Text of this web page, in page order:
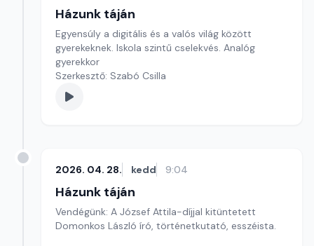
Házunk táján
Egyensúly a digitális és a valós világ között
gyerekeknek. Iskola szintű cselekvés. Analóg
gyerekkor
Szerkesztő: Szabó Csilla
2026. 04. 28. kedd 9:04
Házunk táján
Vendégünk: A József Attila-díjjal kitüntetett
Domonkos László író, történetkutató, esszéista.